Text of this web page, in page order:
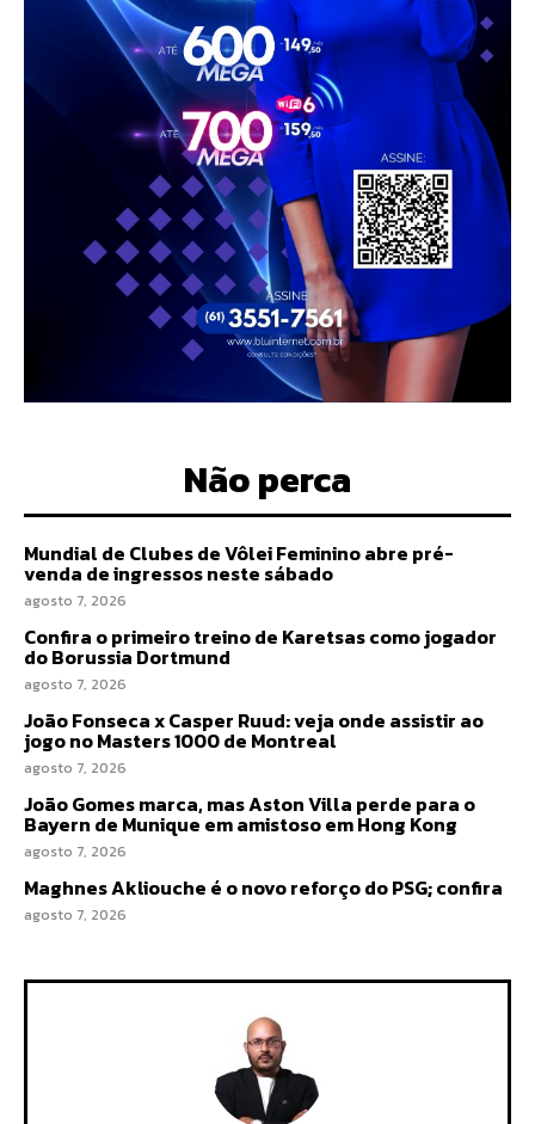
Não perca
Mundial de Clubes de Vôlei Feminino abre pré-
venda de ingressos neste sábado
agosto 7, 2026
Confira o primeiro treino de Karetsas como jogador
do Borussia Dortmund
agosto 7, 2026
João Fonseca x Casper Ruud: veja onde assistir ao
jogo no Masters 1000 de Montreal
agosto 7, 2026
João Gomes marca, mas Aston Villa perde para o
Bayern de Munique em amistoso em Hong Kong
agosto 7, 2026
Maghnes Akliouche é o novo reforço do PSG; confira
agosto 7, 2026